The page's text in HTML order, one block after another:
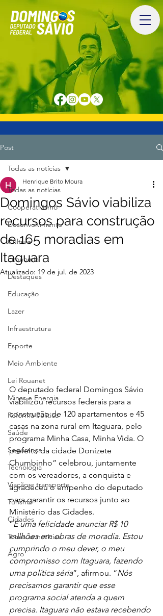
Post
Todas as notícias
Cooperativismo
Desenvolvimento
Cultura
Economia
Destaques
Educação
Lazer
Infraestrutura
Esporte
Meio Ambiente
Lei Rouanet
Minas e Energia
Reforma Política
Saúde
Segurança
Tecnologia
Viação e transporte
Turismo
Cidades
Todas as notícias
Agro
Todas as notícias
Domingos Sávio viabiliza
recursos para construção
de 165 moradias em
Itaguara
Henrique Brito Moura
Atualizado: 19 de jul. de 2023
O deputado federal Domingos Sávio
viabilizou recursos federais para a
construção de 120 apartamentos e 45
casas na zona rural em Itaguara, pelo
programa Minha Casa, Minha Vida. O
prefeito da cidade Donizete
Chumbinho” celebrou, juntamente
com os vereadores, a conquista e
agradeceu o empenho do deputado
para garantir os recursos junto ao
Ministério das Cidades.
“É uma felicidade anunciar R$ 10
milhões em obras de moradia. Estou
cumprindo o meu dever, o meu
compromisso com Itaguara, fazendo
uma política séria”, afirmou. “Nós
precisamos garantir que esse
programa social atenda a quem
precisa. Itaguara não estava recebendo